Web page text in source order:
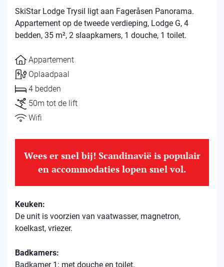
SkiStar Lodge Trysil ligt aan Fageråsen Panorama.
Appartement op de tweede verdieping, Lodge G, 4
bedden, 35 m², 2 slaapkamers, 1 douche, 1 toilet.
Appartement
Oplaadpaal
4 bedden
50m tot de lift
Wifi
Wees er snel bij! Scandinavië is populair
en accommodaties lopen snel vol.
Keuken:
De unit is voorzien van vaatwasser, magnetron,
koelkast, vriezer.
Badkamers:
Badkamer 1: met douche en toilet.